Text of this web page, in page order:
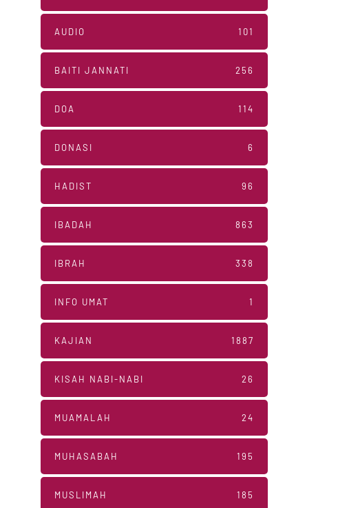
AUDIO 101
BAITI JANNATI 256
DOA 114
DONASI 6
HADIST 96
IBADAH 863
IBRAH 338
INFO UMAT 1
KAJIAN 1887
KISAH NABI-NABI 26
MUAMALAH 24
MUHASABAH 195
MUSLIMAH 185